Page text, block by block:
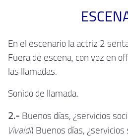
En el escenario la actriz 2
Fuera de escena, con voz en
las llamadas.
Sonido de llamada.
2.- Buenos días, ¿servicios
Vivaldi) Buenos días, ¿servicios